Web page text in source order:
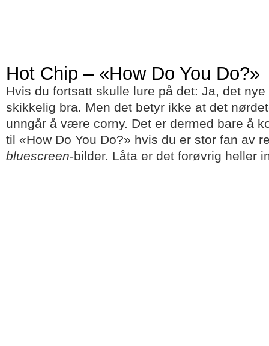
Hot Chip – «How Do You Do?»
Hvis du fortsatt skulle lure på det: Ja, det
skikkelig bra. Men det betyr ikke at det
unngår å være corny. Det er dermed bare å
til «How Do You Do?» hvis du er stor fan av
bluescreen-bilder. Låta er det forøvrig heller